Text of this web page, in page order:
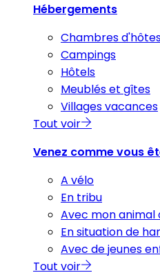
Hébergements
Chambres
Campings
Hôtels
Meublés et gîtes
Villages vacances
Tout voir
Venez comme vous
A vélo
En tribu
Avec mon animal
En situation de
Avec de jeunes
Tout voir